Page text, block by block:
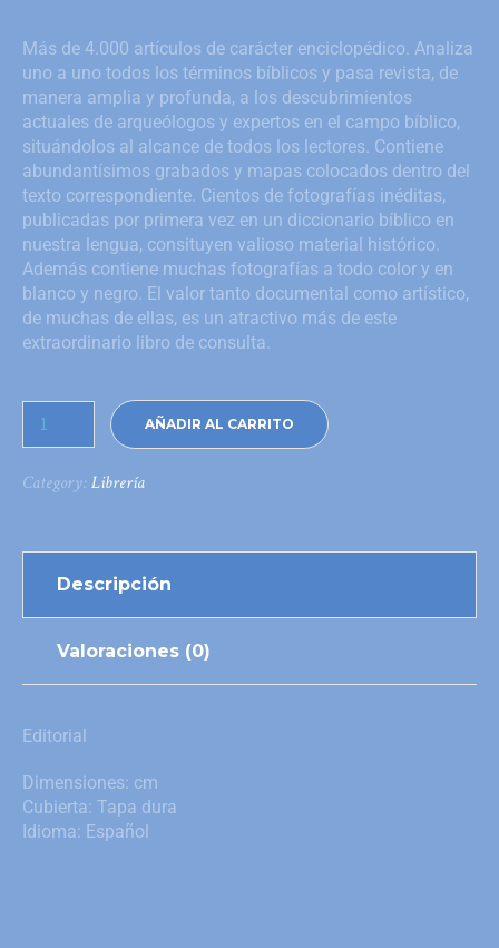
Más de 4.000 artículos de carácter enciclopédico. Analiza
uno a uno todos los términos bíblicos y pasa revista, de
manera amplia y profunda, a los descubrimientos
actuales de arqueólogos y expertos en el campo bíblico,
situándolos al alcance de todos los lectores. Contiene
abundantísimos grabados y mapas colocados dentro del
texto correspondiente. Cientos de fotografías inéditas,
publicadas por primera vez en un diccionario bíblico en
nuestra lengua, consituyen valioso material histórico.
Además contiene muchas fotografías a todo color y en
blanco y negro. El valor tanto documental como artístico,
de muchas de ellas, es un atractivo más de este
extraordinario libro de consulta.
AÑADIR AL CARRITO
Category:Librería
Descripción
Valoraciones (0)
Editorial
Dimensiones: cm
Cubierta: Tapa dura
Idioma: Español